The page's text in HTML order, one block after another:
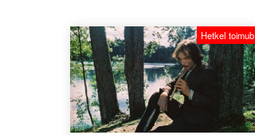
Hetkel toimub